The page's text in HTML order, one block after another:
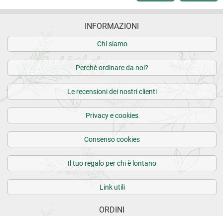
INFORMAZIONI
Chi siamo
Perchè ordinare da noi?
Le recensioni dei nostri clienti
Privacy e cookies
Consenso cookies
Il tuo regalo per chi è lontano
Link utili
ORDINI